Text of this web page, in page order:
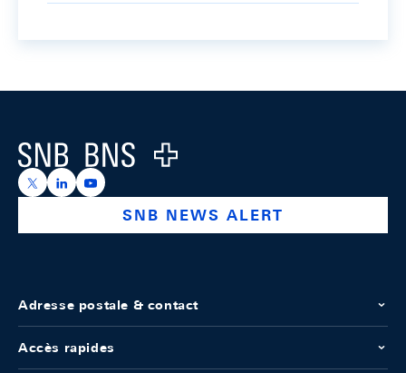
Logo
https://x.com/snb_bns
https://ch.linkedin.com/company/swiss-national-
https://www.youtube.com/@swissnationalbank
SNB NEWS ALERT
Adresse postale & contact
Accès rapides